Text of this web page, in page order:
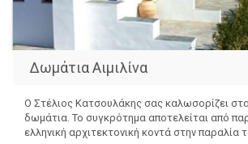
Δωμάτια Αιμιλίνα
Ο Στέλιος Κατσουλάκης σας καλωσορίζει στα
δωμάτια. Το συγκρότημα αποτελείται από
ελληνική αρχιτεκτονική κοντά στην παραλία